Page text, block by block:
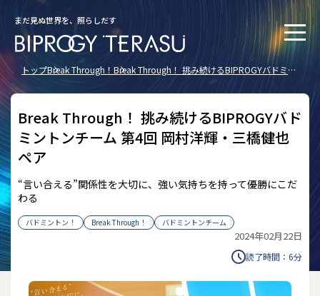
まだ見ぬ世界を、照らしだす
トップBreak Through！ Break Through！ 挑み続けるBIPROGYバドミン
トンチーム 第4回 岡村洋輝・三橋健也ペア
Break Through！ 挑み続けるBIPROGYバド
ミントンチーム 第4回 岡村洋輝・三橋健也
ペア
“言い合える”関係性を大切に、強い気持ちを持って優勝にこだ
わる
バドミントン！ Break Through！ バドミントンチーム
2024年02月22日
読了時間： 6分